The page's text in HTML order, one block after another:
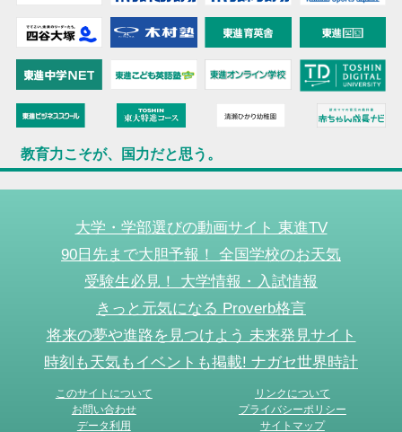
教育力こそが、国力だと思う。
大学・学部選びの動画サイト 東進TV
90日先まで大胆予報！ 全国学校のお天気
受験生必見！ 大学情報・入試情報
きっと元気になる Proverb格言
将来の夢や進路を見つけよう 未来発見サイト
時刻も天気もイベントも掲載! ナガセ世界時計
このサイトについて
リンクについて
お問い合わせ
プライバシーポリシー
データ利用
サイトマップ